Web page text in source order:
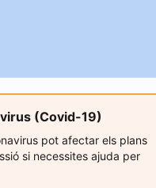
(Covid-19)
pot afectar els plans
si necessites ajuda per